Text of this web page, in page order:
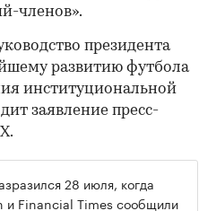
членов».
президента
развитию футбола
институциональной
заявление пресс-
28 июля, когда
и Financial Times сообщили